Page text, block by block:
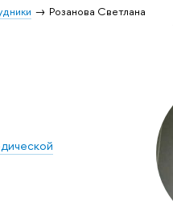
Розанова Светлана